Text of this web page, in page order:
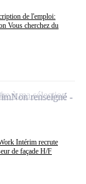
de l'emploi:
Vous cherchez du
Intérim recrute
de façade H/F
Non renseigné
à ma sélection